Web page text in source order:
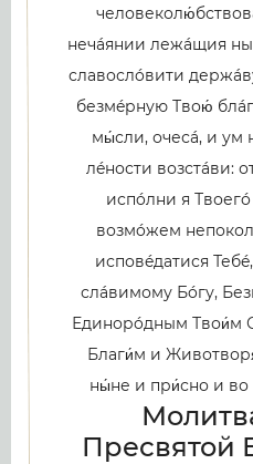
нечáянии лежáщия ны
славослóвити
безмéрную Твою́
мы́сли, очесá, и ум
лéности возстáви:
испóлни я
возмóжем
исповéдатися
слáвимому Бóгу,
Единорóдным Твои́м
Благи́м и
ны́не и при́сно и во
Пресвятой